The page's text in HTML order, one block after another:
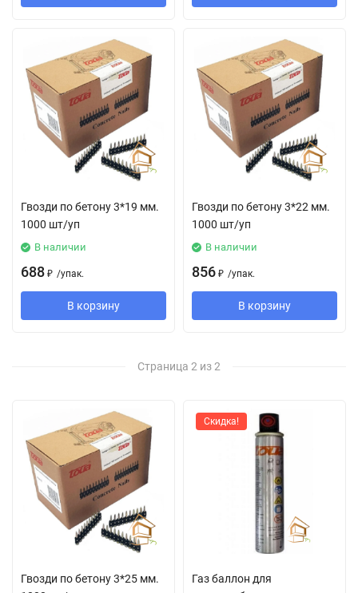
Гвозди по бетону 3*19 мм.
1000 шт/уп
В наличии
688 ₽ /упак.
В корзину
Гвозди по бетону 3*22 мм.
1000 шт/уп
В наличии
856 ₽ /упак.
В корзину
Страница 2 из 2
Гвозди по бетону 3*25 мм.
Скидка!
Газ баллон для